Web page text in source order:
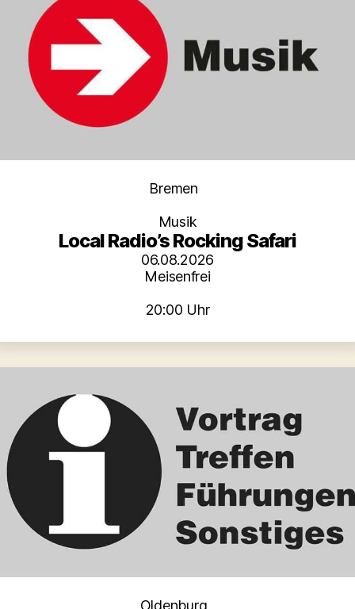
Kategorien
Bremen
Musik
Local Radio’s Rocking Safari
06.08.2026
Meisenfrei
20:00 Uhr
Kategorien
Oldenburg